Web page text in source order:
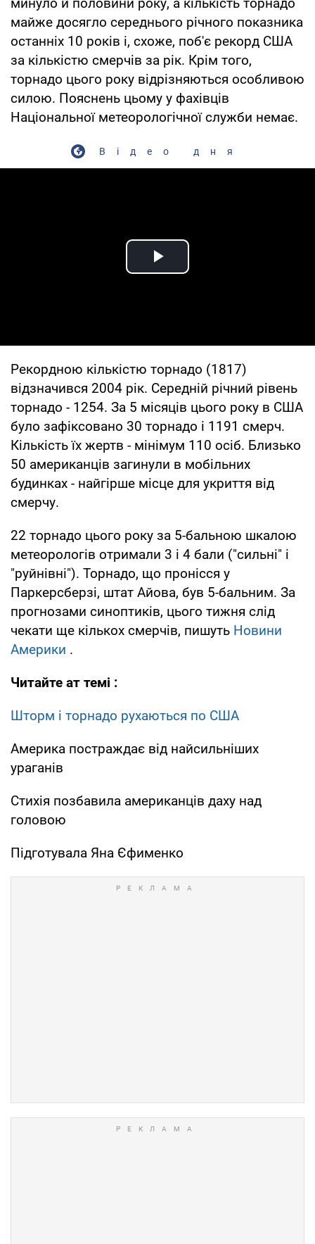
майже досягло середнього річного показника
останніх 10 років і, схоже, поб'є рекорд США
за кількістю смерчів за рік. Крім того,
торнадо цього року відрізняються особливою
силою. Пояснень цьому у фахівців
Національної метеорологічної служби немає.
Відео дня
Play Video
Рекордною кількістю торнадо (1817)
відзначився 2004 рік. Середній річний рівень
торнадо - 1254. За 5 місяців цього року в США
було зафіксовано 30 торнадо і 1191 смерч.
Кількість їх жертв - мінімум 110 осіб. Близько
50 американців загинули в мобільних
будинках - найгірше місце для укриття від
смерчу.
22 торнадо цього року за 5-бальною шкалою
метеорологів отримали 3 і 4 бали ("сильні" і
"руйнівні"). Торнадо, що пронісся у
Паркерсберзі, штат Айова, був 5-бальним. За
прогнозами синоптиків, цього тижня слід
чекати ще кількох смерчів, пишуть Новини
Америки .
Читайте ат темі :
Шторм і торнадо рухаються по США
Америка постраждає від найсильніших
ураганів
Стихія позбавила американців даху над
головою
Підготувала Яна Єфименко